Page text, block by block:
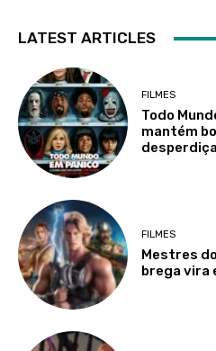
LATEST ARTICLES
FILMES
Todo
mantém
FILMES
Mestres
brega vira